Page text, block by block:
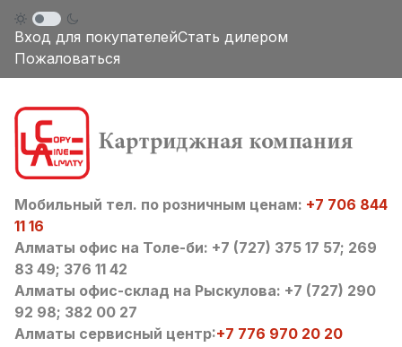
Вход для покупателейСтать дилером
Пожаловаться
Мобильный тел. по розничным ценам: +7 706 844
11 16
Алматы офис на Толе-би: +7 (727) 375 17 57; 269
83 49; 376 11 42
Алматы офис-склад на Рыскулова: +7 (727) 290
92 98; 382 00 27
Алматы сервисный центр:+7 776 970 20 20